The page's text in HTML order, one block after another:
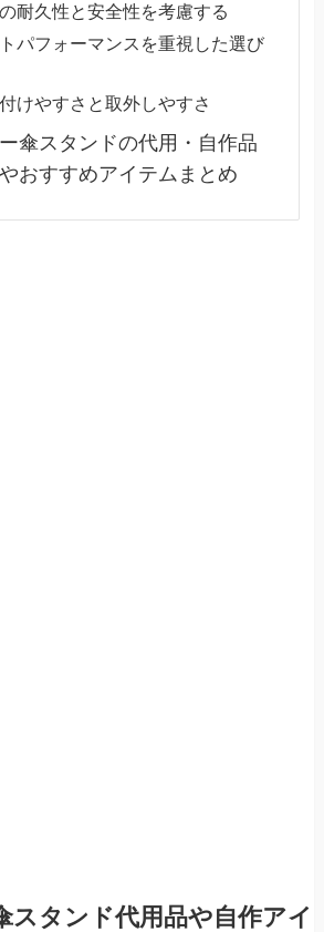
耐久性と安全性を考慮する
パフォーマンスを重視した選び
けやすさと取外しやすさ
傘スタンドの代用・自作品
おすすめアイテムまとめ
スタンド代用品や自作アイ